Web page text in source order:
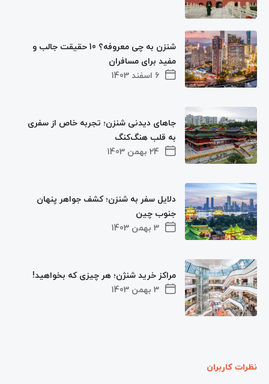
6 اسفند 1403
شنزن به چی معروفه؟ 10 حقیقت جالب و
مفید برای مسافران
24 بهمن 1403
جاهای دیدنی شنزن؛ تجربه خاص از سفری
به قلب هنگ‌کنگ
3 بهمن 1403
دلایل سفر به شنزن؛ کشف جواهر پنهان
جنوب چین
3 بهمن 1403
مراکز خرید شنژن؛ هر چیزی که بخواهید!
نظرات کاربران